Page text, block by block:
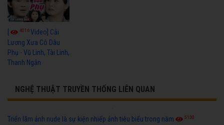
[ 4016Video] Cải
Lương Xưa Cô Dâu
Phụ - Vũ Linh, Tài Linh,
Thanh Ngân
NGHỆ THUẬT TRUYỀN THỐNG LIÊN QUAN
Triển lãm ảnh nude là sự kiện nhiếp ảnh tiêu biểu trong năm 5130